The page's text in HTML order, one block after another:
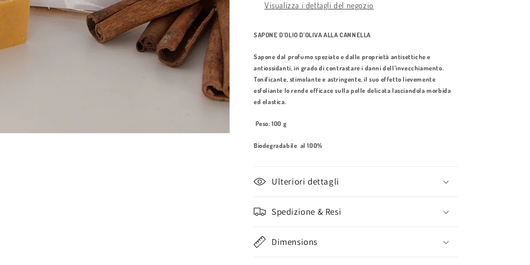
Visualizza i dettagli del negozio
SAPONE D’OLIO D’OLIVA ALLA CANNELLA
Sapone dal profumo speziato e dalle proprietà antisettiche e
antiossidanti, in grado di contrastare i danni dell’invecchiamento.
Tonificante, stimolante e astringente, il suo effetto lievemente
esfoliante lo rende efficace sulla pelle delicata lasciandola morbida
ed elastica.
Peso: 100 g
Biodegradabile al 100%
Ulteriori dettagli
Spedizione & Resi
Dimensions